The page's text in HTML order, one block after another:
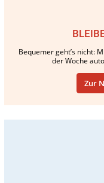
Bequemer geht’s nicht:
der Woche
Zur